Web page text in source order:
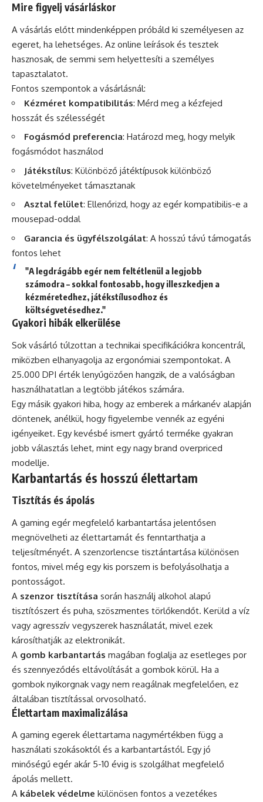
Mire figyelj vásárláskor
A vásárlás előtt mindenképpen próbáld ki személyesen az
egeret, ha lehetséges. Az online leírások és tesztek
hasznosak, de semmi sem helyettesíti a személyes
tapasztalatot.
Fontos szempontok a vásárlásnál:
Kézméret kompatibilitás: Mérd meg a kézfejed
hosszát és szélességét
Fogásmód preferencia: Határozd meg, hogy melyik
fogásmódot használod
Játékstílus: Különböző játéktípusok különböző
követelményeket támasztanak
Asztal felület: Ellenőrizd, hogy az egér kompatibilis-e a
mousepad-oddal
Garancia és ügyfélszolgálat: A hosszú távú támogatás
fontos lehet
"A legdrágább egér nem feltétlenül a legjobb
számodra – sokkal fontosabb, hogy illeszkedjen a
kézméretedhez, játékstílusodhoz és
költségvetésedhez."
Gyakori hibák elkerülése
Sok vásárló túlzottan a technikai specifikációkra koncentrál,
miközben elhanyagolja az ergonómiai szempontokat. A
25.000 DPI érték lenyűgözően hangzik, de a valóságban
használhatatlan a legtöbb játékos számára.
Egy másik gyakori hiba, hogy az emberek a márkanév alapján
döntenek, anélkül, hogy figyelembe vennék az egyéni
igényeiket. Egy kevésbé ismert gyártó terméke gyakran
jobb választás lehet, mint egy nagy brand overpriced
modellje.
Karbantartás és hosszú élettartam
Tisztítás és ápolás
A gaming egér megfelelő karbantartása jelentősen
megnövelheti az élettartamát és fenntarthatja a
teljesítményét. A szenzorlencse tisztántartása különösen
fontos, mivel még egy kis porszem is befolyásolhatja a
pontosságot.
A szenzor tisztítása során használj alkohol alapú
tisztítószert és puha, szöszmentes törlőkendőt. Kerüld a víz
vagy agresszív vegyszerek használatát, mivel ezek
károsíthatják az elektronikát.
A gomb karbantartás magában foglalja az esetleges por
és szennyeződés eltávolítását a gombok körül. Ha a
gombok nyikorgnak vagy nem reagálnak megfelelően, ez
általában tisztítással orvosolható.
Élettartam maximalizálása
A gaming egerek élettartama nagymértékben függ a
használati szokásoktól és a karbantartástól. Egy jó
minőségű egér akár 5-10 évig is szolgálhat megfelelő
ápolás mellett.
A kábelek védelme különösen fontos a vezetékes